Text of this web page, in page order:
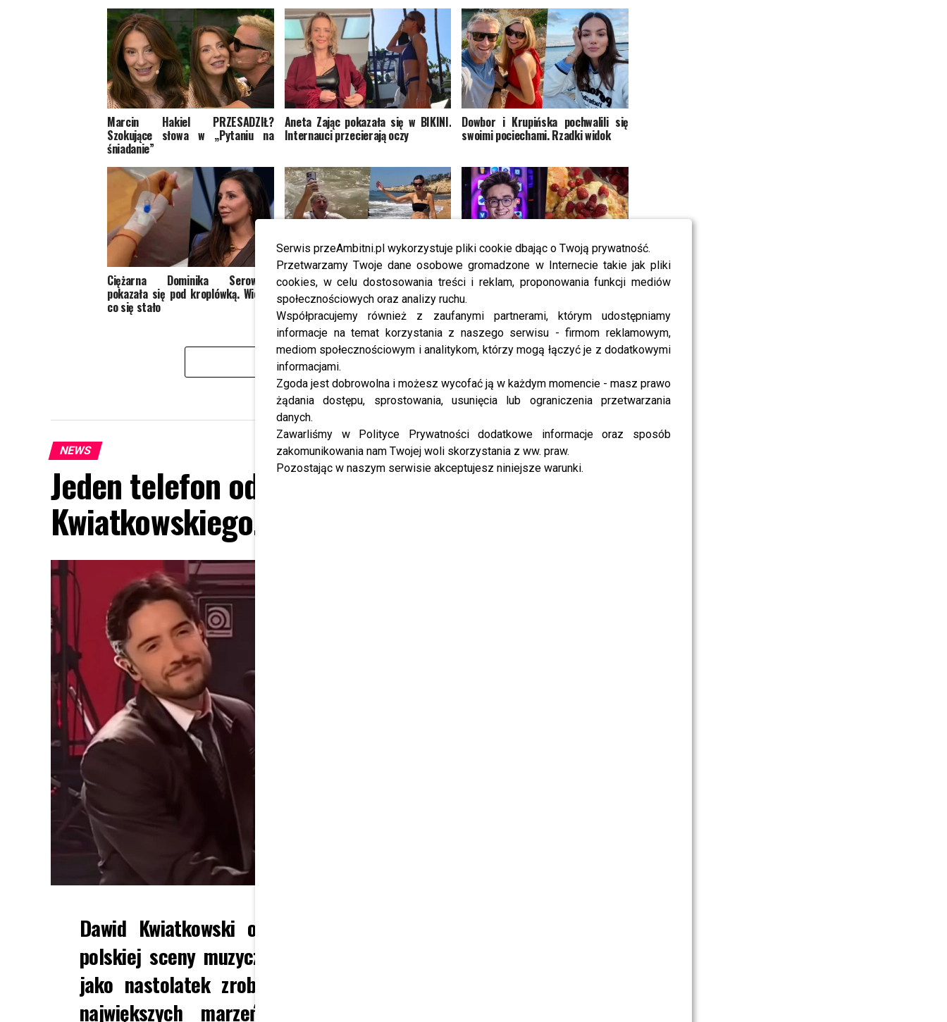
Serwis przeAmbitni.pl wykorzystuje pliki cookie dbając o Twoją prywatność.
Przetwarzamy Twoje dane osobowe gromadzone w Internecie takie jak pliki
cookies, w celu dostosowania treści i reklam, proponowania funkcji mediów
społecznościowych oraz analizy ruchu.
Współpracujemy również z zaufanymi partnerami, którym udostępniamy
informacje na temat korzystania z naszego serwisu - firmom reklamowym,
mediom społecznościowym i analitykom, którzy mogą łączyć je z dodatkowymi
informacjami.
Zgoda jest dobrowolna i możesz wycofać ją w każdym momencie - masz prawo
żądania dostępu, sprostowania, usunięcia lub ograniczenia przetwarzania
danych.
Zawarliśmy w Polityce Prywatności dodatkowe informacje oraz sposób
zakomunikowania nam Twojej woli skorzystania z ww. praw.
Pozostając w naszym serwisie akceptujesz niniejsze warunki.
Marcin Hakiel PRZESADZIŁ?
Szokujące słowa w „Pytaniu na
śniadanie”
Aneta Zając pokazała się w BIKINI.
Internauci przecierają oczy
Dowbor i Krupińska pochwalili się
swoimi pociechami. Rzadki widok
Ciężarna Dominika Serowska
pokazała się pod kroplówką. Wiemy,
co się stało
Dowbor zakpił z odejścia z „DDTVN”.
Koroniewska pokazała wszystko w
sieci
Drożdżówka z poziomkami za 60 zł?
Rozkoszny pokazał rozwiązanie
[PRZEPIS]
13 KOMENTARZY
NEWS
Jeden telefon odmienił życie Dawida
Kwiatkowskiego. W tle Justin Bieber
Dawid Kwiatkowski od lat jest jedną z największych gwiazd
polskiej sceny muzycznej. Mało kto jednak wiedział, że jeszcze
jako nastolatek zrobił wszystko, by spełnić jedno ze swoich
największych marzeń. Podczas koncertu wokalista wrócił